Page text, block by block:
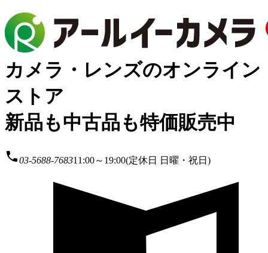
カメラ・レンズのオンライン
ストア
新品も中古品も特価販売中
local_phone03-5688-768311:00～19:00(定休日 日曜・祝日)